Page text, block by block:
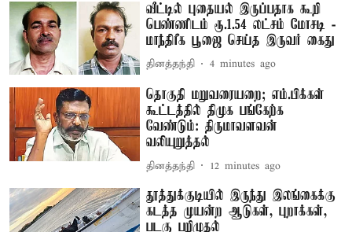
வீட்டில் புதையல் இருப்பதாக கூறி
பெண்ணிடம் ரூ.1.54 லட்சம் மோசடி -
மாந்திரீக பூஜை செய்த இருவர் கைது
தினத்தந்தி 4 minutes ago
தொகுதி மறுவரையறை; எம்.பிக்கள்
கூட்டத்தில் திமுக பங்கேற்க
வேண்டும்: திருமாவளவன்
வலியுறுத்தல்
தினத்தந்தி 12 minutes ago
தூத்துக்குடியில் இருந்து இலங்கைக்கு
கடத்த முயன்ற ஆடுகள், புறாக்கள்,
படகு பறிமுதல்